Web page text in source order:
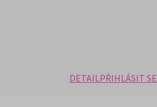
DETAILPŘIHLÁSIT SE